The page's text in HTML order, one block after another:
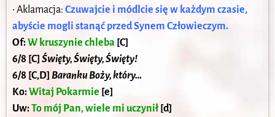
• Aklamacja:Czuwajcie i módlcie się w każdym czasie,
abyście mogli stanąć przed Synem Człowieczym.
Of:W kruszynie chleba [C]
6/8 [C]Święty, Święty, Święty!
6/8 [C,D] Baranku Boży, który…
Ko:Witaj Pokarmie [e]
Uw:To mój Pan, wiele mi uczynił[d]